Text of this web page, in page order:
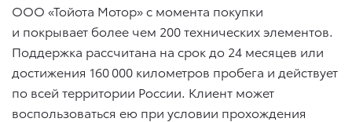
ООО «Тойота Мотор» с момента покупки
и покрывает более чем 200 технических элементов.
Поддержка рассчитана на срок до 24 месяцев или
достижения 160 000 километров пробега и действует
по всей территории России. Клиент может
воспользоваться ею при условии прохождения